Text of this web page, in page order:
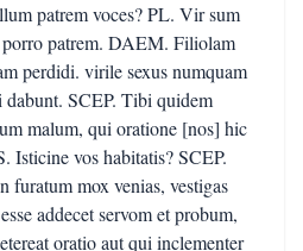
patrem voces? PL. Vir sum
patrem. DAEM. Filiolam
perdidi. virile sexus numquam
SCEP. Tibi quidem
malum, qui oratione [nos] hic
Isticine vos habitatis? SCEP.
furatum mox venias, vestigas
addecet servom et probum,
oratio aut qui inclementer